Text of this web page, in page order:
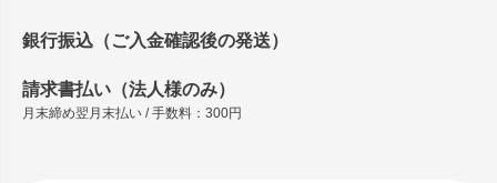
銀行振込（ご入金確認後の発送）
請求書払い（法人様のみ）
月末締め翌月末払い / 手数料：300円